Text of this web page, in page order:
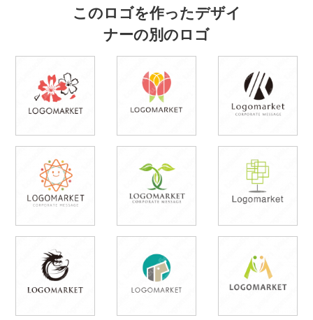
このロゴを作ったデザイ
ナーの別のロゴ